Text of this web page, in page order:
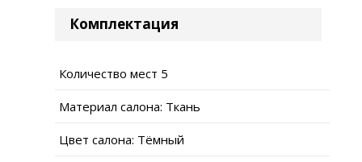
Комплектация
Количество мест 5
Материал салона: Ткань
Цвет салона: Тёмный